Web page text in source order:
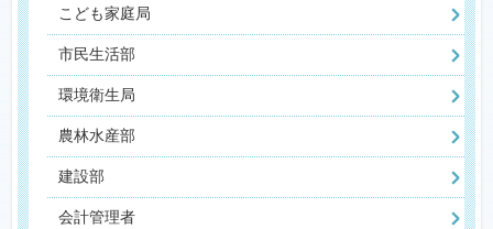
こども家庭局
市民生活部
環境衛生局
農林水産部
建設部
会計管理者